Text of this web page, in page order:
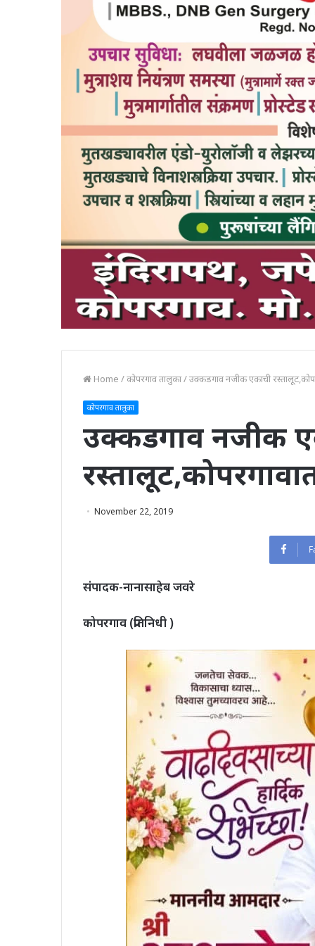
Home /कोपरगाव तालुका/उक्कडगाव नजीक एकाची
कोपरगाव तालुका
उक्कडगाव नजीक
November 22, 2019
संपादक-नानासाहेब जवरे
कोपरगाव (प्रतिनिधी )